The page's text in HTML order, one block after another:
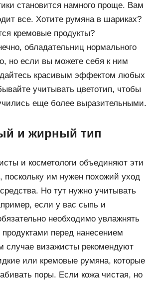
становится намного проще. Вам
все. Хотите румяна в шариках?
кремовые продукты?
обладательниц нормального
но если вы можете себя к ним
красивым эффектом любых
учитывать цветотип, чтобы
еще более выразительными.
и жирный тип
и косметологи объединяют эти
поскольку им нужен похожий уход
Но тут нужно учитывать
если у вас сыпь и
необходимо увлажнять
перед нанесением
случае визажисты рекомендуют
или кремовые румяна, которые
поры. Если кожа чистая, но